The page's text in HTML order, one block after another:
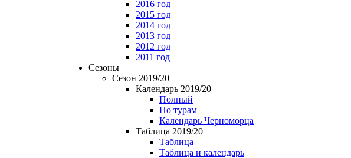
2016 год
2015 год
2014 год
2013 год
2012 год
2011 год
Сезоны
Сезон 2019/20
Календарь 2019/20
Полный
По турам
Календарь Черноморца
Таблица 2019/20
Таблица
Таблица и календарь